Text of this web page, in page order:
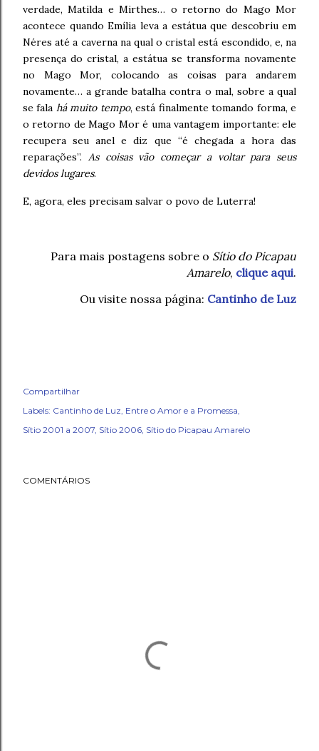
verdade, Matilda e Mirthes… o retorno do Mago Mor
acontece quando Emília leva a estátua que descobriu em
Néres até a caverna na qual o cristal está escondido, e, na
presença do cristal, a estátua se transforma novamente
no Mago Mor, colocando as coisas para andarem
novamente… a grande batalha contra o mal, sobre a qual
se fala há muito tempo, está finalmente tomando forma, e
o retorno de Mago Mor é uma vantagem importante: ele
recupera seu anel e diz que “é chegada a hora das
reparações”. As coisas vão começar a voltar para seus
devidos lugares.
E, agora, eles precisam salvar o povo de Luterra!
Para mais postagens sobre o Sítio do Picapau
Amarelo, clique aqui.
Ou visite nossa página: Cantinho de Luz
Compartilhar
Labels: Cantinho de Luz Entre o Amor e a Promessa
Sítio 2001 a 2007 Sítio 2006 Sítio do Picapau Amarelo
COMENTÁRIOS